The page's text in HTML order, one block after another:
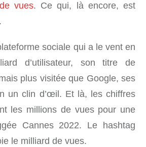
vues. Ce qui, là encore, est
sociale qui a le vent en
d’utilisateur, son titre de
plus visitée que Google, ses
un clin d’œil. Et là, les chiffres
les millions de vues pour une
Cannes 2022. Le hashtag
le milliard de vues.